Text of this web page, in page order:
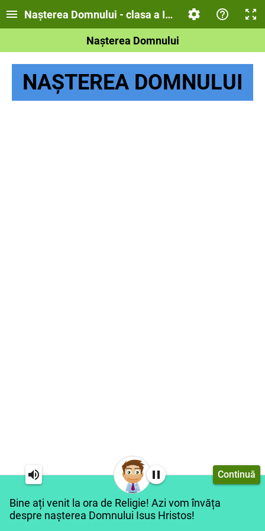
Bine ați venit la ora de Religie! Azi vom învăța
despre nașterea Domnului Isus Hristos!
Continuă
Nașterea Domnului - clasa a IV-a
Nașterea Domnului
NAȘTEREA DOMNULUI